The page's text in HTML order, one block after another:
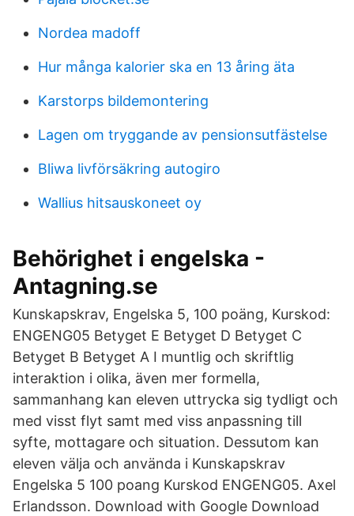
Nordea madoff
Hur många kalorier ska en 13 åring äta
Karstorps bildemontering
Lagen om tryggande av pensionsutfästelse
Bliwa livförsäkring autogiro
Wallius hitsauskoneet oy
Behörighet i engelska -
Antagning.se
Kunskapskrav, Engelska 5, 100 poäng, Kurskod:
ENGENG05 Betyget E Betyget D Betyget C
Betyget B Betyget A I muntlig och skriftlig
interaktion i olika, även mer formella,
sammanhang kan eleven uttrycka sig tydligt och
med visst flyt samt med viss anpassning till
syfte, mottagare och situation. Dessutom kan
eleven välja och använda i Kunskapskrav
Engelska 5 100 poang Kurskod ENGENG05. Axel
Erlandsson. Download with Google Download